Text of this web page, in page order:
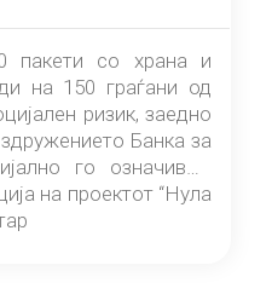
пакети со храна и
на 150 граѓани од
ризик, заедно
Банка за
го означивме
на проектот “Нула